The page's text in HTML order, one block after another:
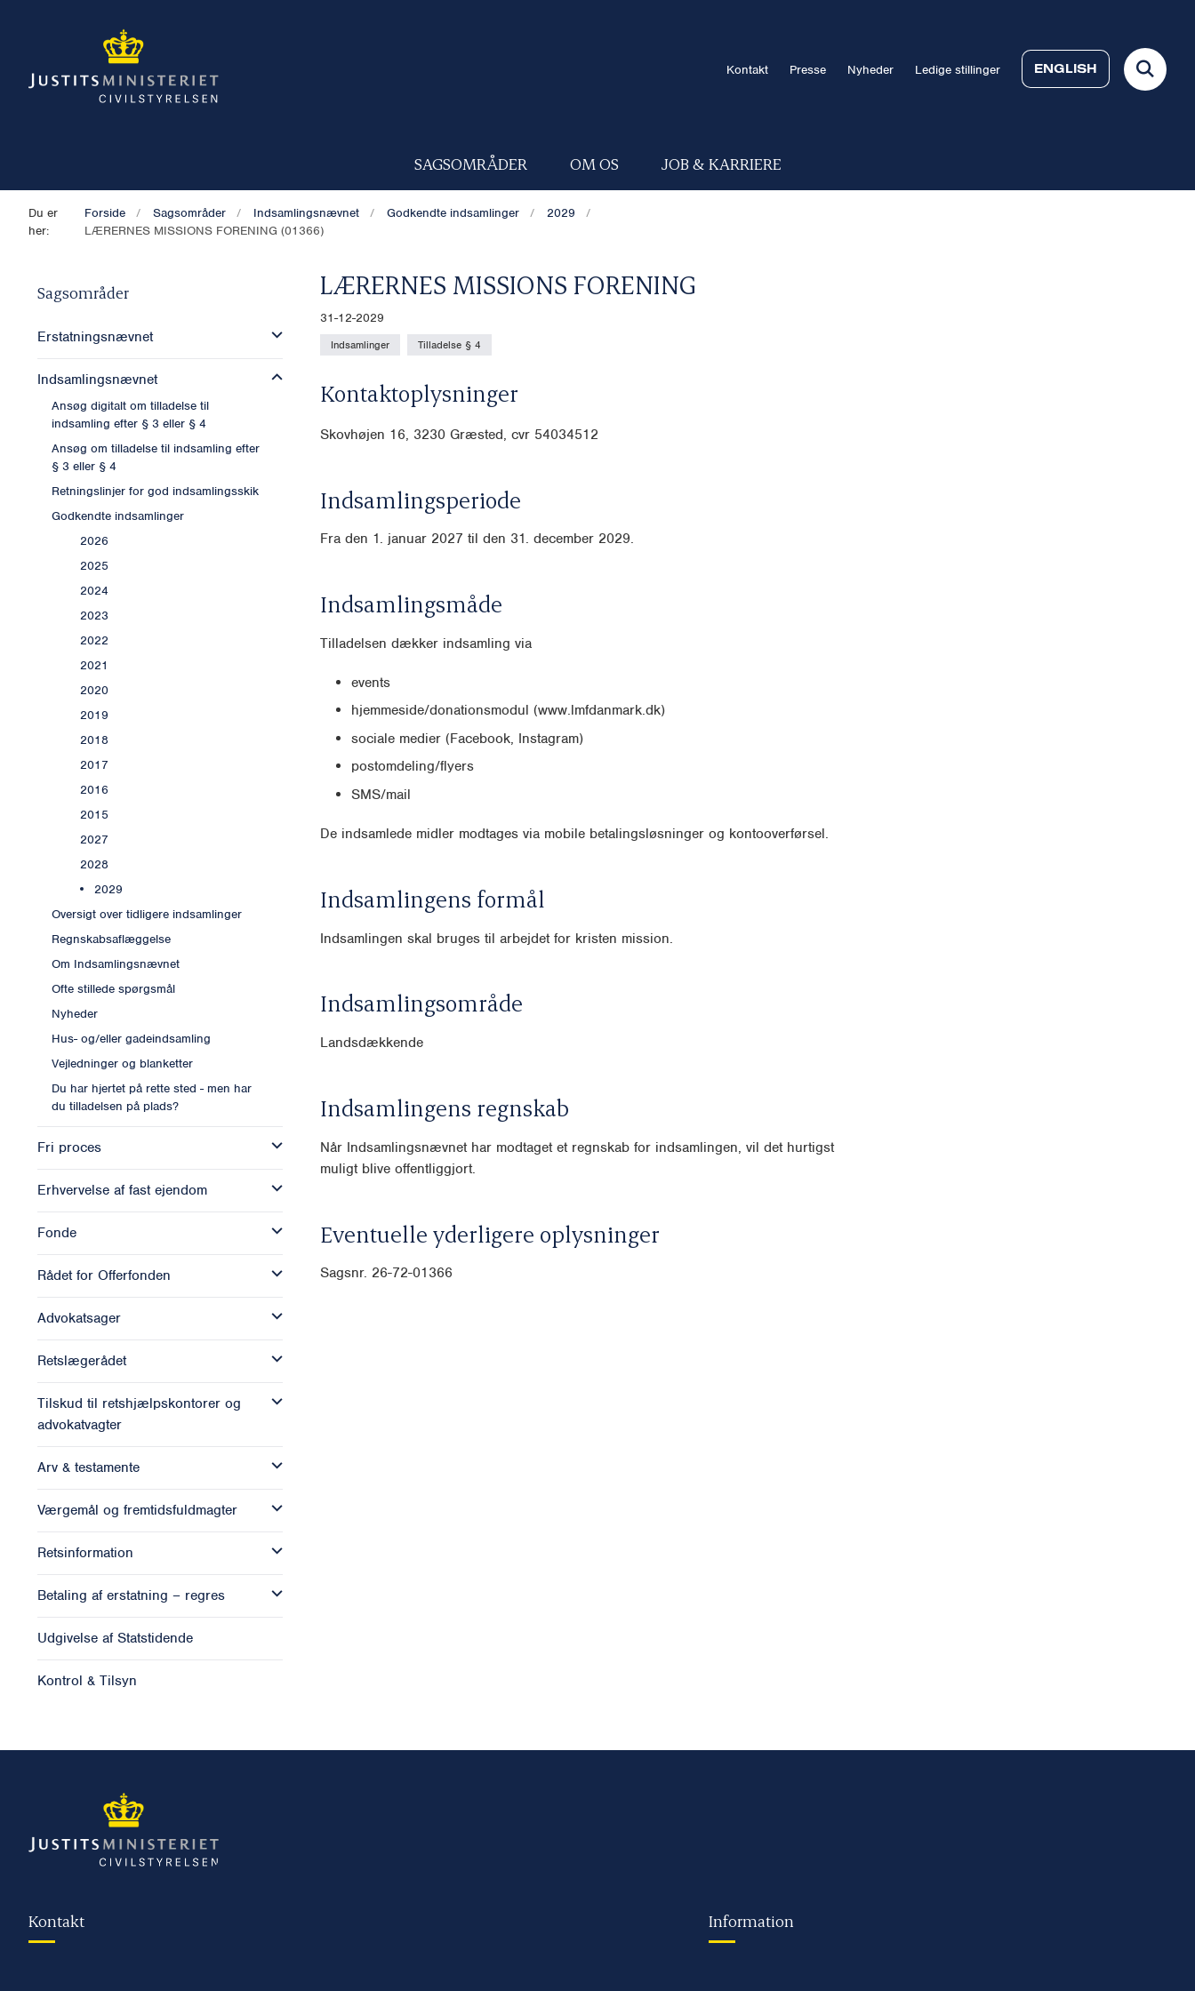
Kontakt Presse Nyheder Ledige stillinger ENGLISH
SAGSOMRÅDER OM OS JOB & KARRIERE
Du er
her:
Forside Sagsområder Indsamlingsnævnet Godkendte indsamlinger
2029
LÆRERNES MISSIONS FORENING (01366)
Sagsområder
Erstatningsnævnet
Indsamlingsnævnet
Ansøg digitalt om tilladelse til
indsamling efter § 3 eller § 4
Ansøg om tilladelse til indsamling efter
§ 3 eller § 4
Retningslinjer for god indsamlingsskik
Godkendte indsamlinger
2026
2025
2024
2023
2022
2021
2020
2019
2018
2017
2016
2015
2027
2028
2029
Oversigt over tidligere indsamlinger
Regnskabsaflæggelse
Om Indsamlingsnævnet
Ofte stillede spørgsmål
Nyheder
Hus- og/eller gadeindsamling
Vejledninger og blanketter
Du har hjertet på rette sted - men har
du tilladelsen på plads?
Fri proces
Erhvervelse af fast ejendom
Fonde
Rådet for Offerfonden
Advokatsager
Retslægerådet
Tilskud til retshjælpskontorer og
advokatvagter
Arv & testamente
Værgemål og fremtidsfuldmagter
Retsinformation
Betaling af erstatning – regres
Udgivelse af Statstidende
Kontrol & Tilsyn
LÆRERNES MISSIONS FORENING
31-12-2029
Indsamlinger Tilladelse § 4
Kontaktoplysninger
Skovhøjen 16, 3230 Græsted, cvr 54034512
Indsamlingsperiode
Fra den 1. januar 2027 til den 31. december 2029.
Indsamlingsmåde
Tilladelsen dækker indsamling via
events
hjemmeside/donationsmodul (www.lmfdanmark.dk)
sociale medier (Facebook, Instagram)
postomdeling/flyers
SMS/mail
De indsamlede midler modtages via mobile betalingsløsninger og kontooverførsel.
Indsamlingens formål
Indsamlingen skal bruges til arbejdet for kristen mission.
Indsamlingsområde
Landsdækkende
Indsamlingens regnskab
Når Indsamlingsnævnet har modtaget et regnskab for indsamlingen, vil det hurtigst
muligt blive offentliggjort.
Eventuelle yderligere oplysninger
Sagsnr. 26-72-01366
Kontakt Information